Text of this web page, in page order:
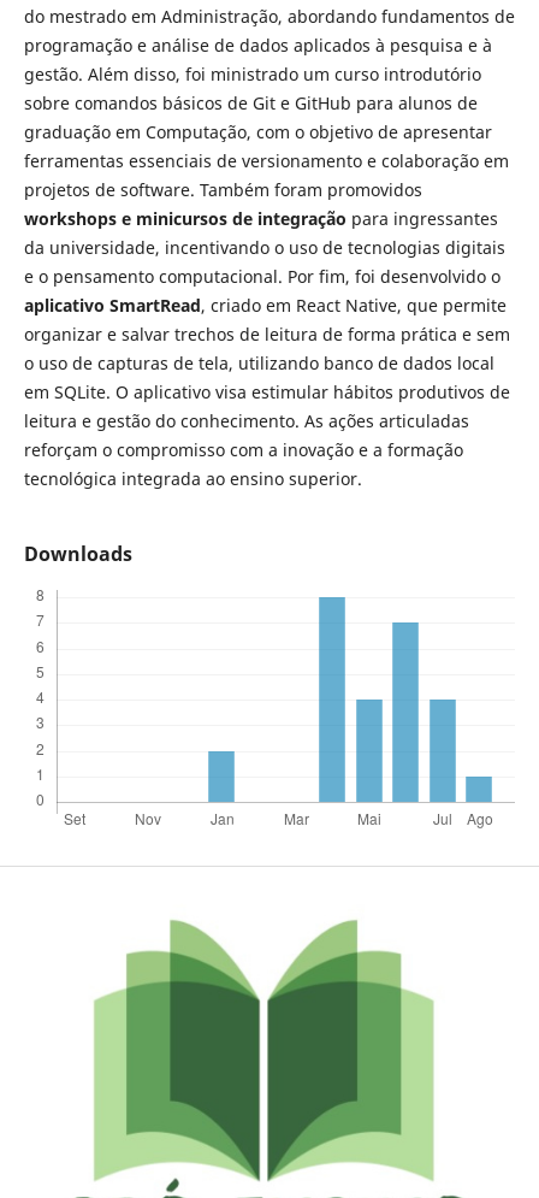
do mestrado em Administração, abordando fundamentos de
programação e análise de dados aplicados à pesquisa e à
gestão. Além disso, foi ministrado um curso introdutório
sobre comandos básicos de Git e GitHub para alunos de
graduação em Computação, com o objetivo de apresentar
ferramentas essenciais de versionamento e colaboração em
projetos de software. Também foram promovidos
workshops e minicursos de integração para ingressantes
da universidade, incentivando o uso de tecnologias digitais
e o pensamento computacional. Por fim, foi desenvolvido o
aplicativo SmartRead, criado em React Native, que permite
organizar e salvar trechos de leitura de forma prática e sem
o uso de capturas de tela, utilizando banco de dados local
em SQLite. O aplicativo visa estimular hábitos produtivos de
leitura e gestão do conhecimento. As ações articuladas
reforçam o compromisso com a inovação e a formação
tecnológica integrada ao ensino superior.
Downloads